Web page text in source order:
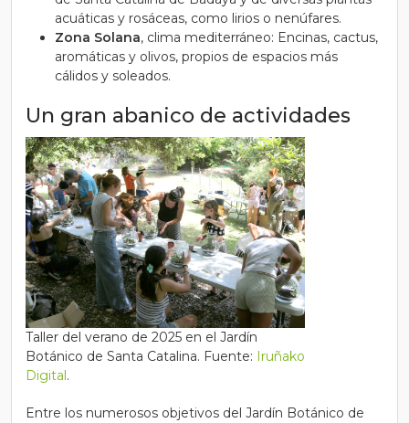
acuáticas y rosáceas, como lirios o nenúfares.
Zona Solana, clima mediterráneo: Encinas, cactus,
aromáticas y olivos, propios de espacios más
cálidos y soleados.
Un gran abanico de actividades
Taller del verano de 2025 en el Jardín
Botánico de Santa Catalina. Fuente: Iruñako
Digital.
Entre los numerosos objetivos del Jardín Botánico de